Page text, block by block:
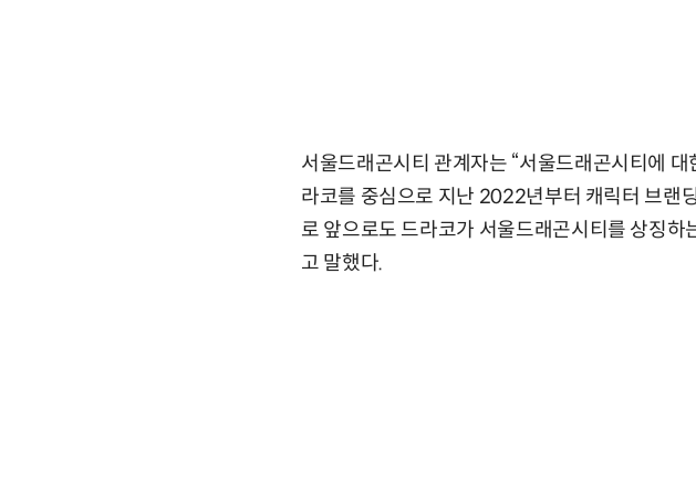
서울드래곤시티 관계자는 “서울드래곤시티에
라코를 중심으로 지난 2022년부터 캐릭터 브랜
로 앞으로도 드라코가 서울드래곤시티를 상징
고 말했다.